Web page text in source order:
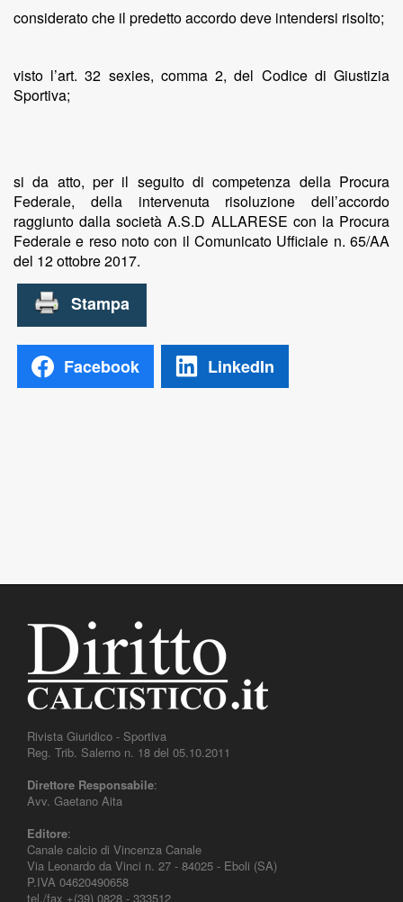
considerato che il predetto accordo deve intendersi risolto;
visto l’art. 32 sexies, comma 2, del Codice di Giustizia
Sportiva;
si da atto, per il seguito di competenza della Procura
Federale, della intervenuta risoluzione dell’accordo
raggiunto dalla società A.S.D ALLARESE con la Procura
Federale e reso noto con il Comunicato Ufficiale n. 65/AA
del 12 ottobre 2017.
Facebook LinkedIn
Rivista Giuridico - Sportiva
Reg. Trib. Salerno n. 18 del 05.10.2011
Direttore Responsabile:
Avv. Gaetano Aita
Editore:
Canale calcio di Vincenza Canale
Via Leonardo da Vinci n. 27 - 84025 - Eboli (SA)
P.IVA 04620490658
tel./fax +(39) 0828 - 333512